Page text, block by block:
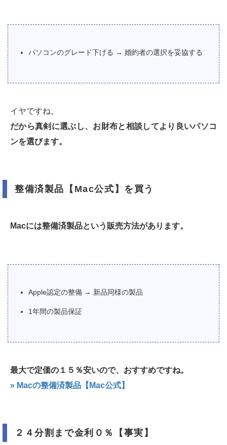
パソコンのグレード下げる → 婚約者の選択を妥協する
イヤですね。
だから真剣に選ぶし、お財布と相談してより良いパソコ
ンを選びます。
整備済製品【Mac公式】を買う
Macには整備済製品という販売方法があります。
Apple認定の整備 → 新品同様の製品
1年間の製品保証
最大で定価の１５％安いので、おすすめですね。
» Macの整備済製品【Mac公式】
２４分割まで金利０％【事実】